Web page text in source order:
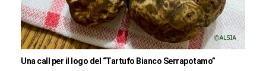
Una call per il logo del “Tartufo Bianco Serrapotamo”